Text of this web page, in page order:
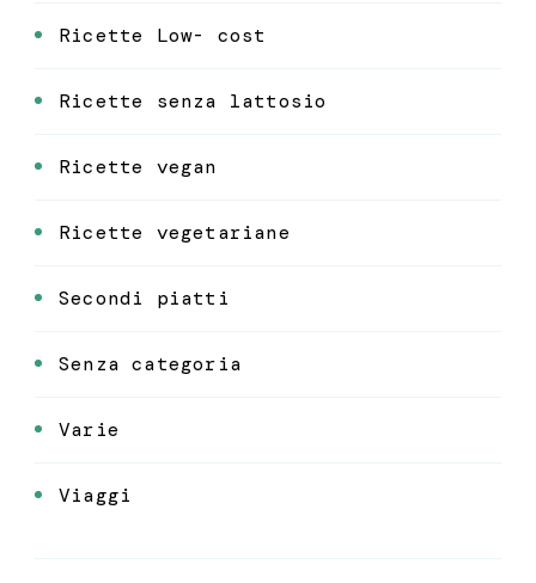
Ricette Low- cost
Ricette senza lattosio
Ricette vegan
Ricette vegetariane
Secondi piatti
Senza categoria
Varie
Viaggi